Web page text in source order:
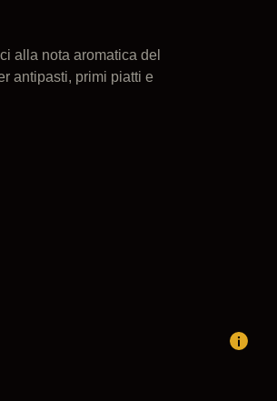
alla nota aromatica del
antipasti, primi piatti e